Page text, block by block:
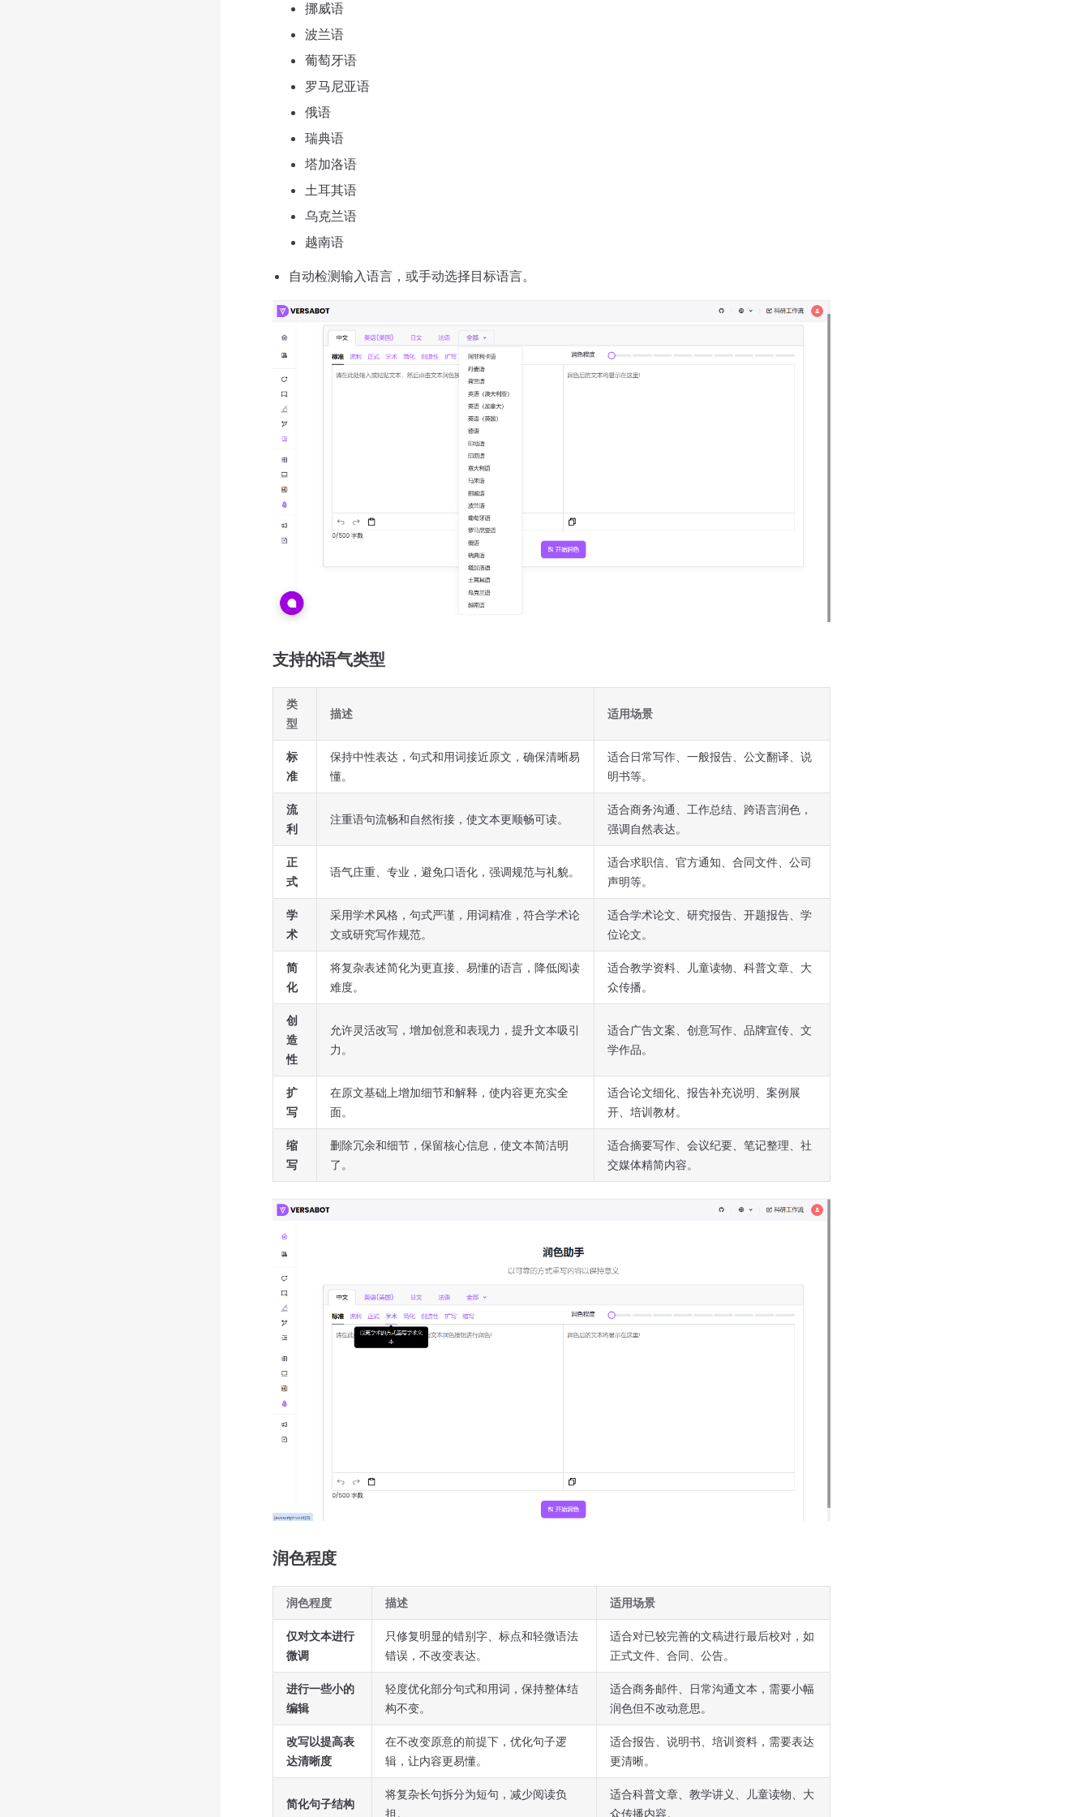
挪威语
波兰语
葡萄牙语
罗马尼亚语
俄语
瑞典语
塔加洛语
土耳其语
乌克兰语
越南语
自动检测输入语言，或手动选择目标语言。
支持的语气类型
类
型
描述 适用场景
标
准
保持中性表达，句式和用词接近原文，确保清晰易
懂。
适合日常写作、一般报告、公文翻译、说
明书等。
流
利
注重语句流畅和自然衔接，使文本更顺畅可读。
适合商务沟通、工作总结、跨语言润色，
强调自然表达。
正
式
语气庄重、专业，避免口语化，强调规范与礼貌。
适合求职信、官方通知、合同文件、公司
声明等。
学
术
采用学术风格，句式严谨，用词精准，符合学术论
文或研究写作规范。
适合学术论文、研究报告、开题报告、学
位论文。
简
化
将复杂表述简化为更直接、易懂的语言，降低阅读
难度。
适合教学资料、儿童读物、科普文章、大
众传播。
创
造
性
允许灵活改写，增加创意和表现力，提升文本吸引
力。
适合广告文案、创意写作、品牌宣传、文
学作品。
扩
写
在原文基础上增加细节和解释，使内容更充实全
面。
适合论文细化、报告补充说明、案例展
开、培训教材。
缩
写
删除冗余和细节，保留核心信息，使文本简洁明
了。
适合摘要写作、会议纪要、笔记整理、社
交媒体精简内容。
润色程度
润色程度 描述 适用场景
仅对文本进行
微调
只修复明显的错别字、标点和轻微语法
错误，不改变表达。
适合对已较完善的文稿进行最后校对，如
正式文件、合同、公告。
进行一些小的
编辑
轻度优化部分句式和用词，保持整体结
构不变。
适合商务邮件、日常沟通文本，需要小幅
润色但不改动意思。
改写以提高表
达清晰度
在不改变原意的前提下，优化句子逻
辑，让内容更易懂。
适合报告、说明书、培训资料，需要表达
更清晰。
简化句子结构
将复杂长句拆分为短句，减少阅读负
担。
适合科普文章、教学讲义、儿童读物、大
众传播内容。